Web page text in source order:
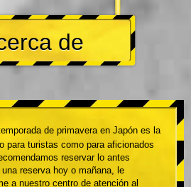
de
de primavera en Japón es la
para turistas como para aficionados
reservar lo antes
reserva hoy o mañana, le
a nuestro centro de atención al